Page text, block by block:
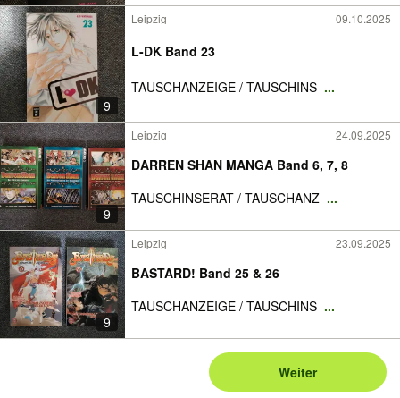
9
Leipzig 09.10.2025
L-DK Band 23
TAUSCHANZEIGE / TAUSCHINS ...
9
Leipzig 24.09.2025
DARREN SHAN MANGA Band 6, 7, 8
TAUSCHINSERAT / TAUSCHANZ ...
9
Leipzig 23.09.2025
BASTARD! Band 25 & 26
TAUSCHANZEIGE / TAUSCHINS ...
Weiter